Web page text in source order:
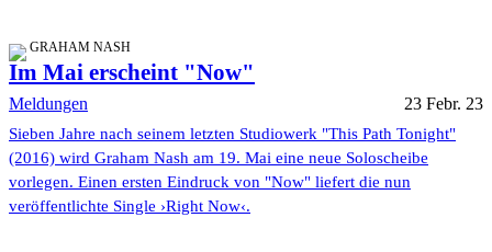
GRAHAM NASH
Im Mai erscheint "Now"
Meldungen 23 Febr. 23
Sieben Jahre nach seinem letzten Studiowerk "This Path Tonight"
(2016) wird Graham Nash am 19. Mai eine neue Soloscheibe
vorlegen. Einen ersten Eindruck von "Now" liefert die nun
veröffentlichte Single ›Right Now‹.